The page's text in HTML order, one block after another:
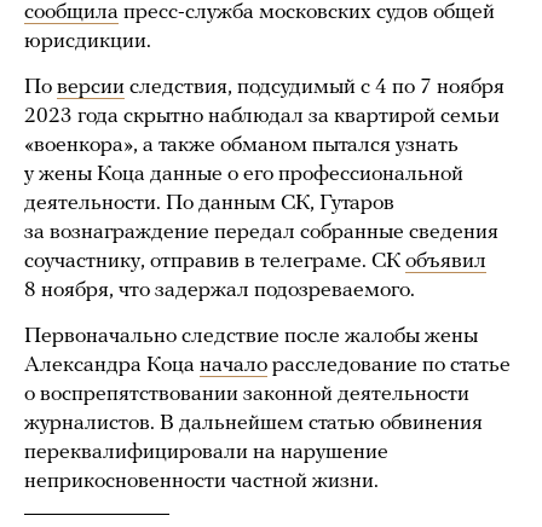
сообщила пресс-служба московских судов общей
юрисдикции.
По версии следствия, подсудимый с 4 по 7 ноября
2023 года скрытно наблюдал за квартирой семьи
«военкора», а также обманом пытался узнать
у жены Коца данные о его профессиональной
деятельности. По данным СК, Гутаров
за вознаграждение передал собранные сведения
соучастнику, отправив в телеграме. СК объявил
8 ноября, что задержал подозреваемого.
Первоначально следствие после жалобы жены
Александра Коца начало расследование по статье
о воспрепятствовании законной деятельности
журналистов. В дальнейшем статью обвинения
переквалифицировали на нарушение
неприкосновенности частной жизни.